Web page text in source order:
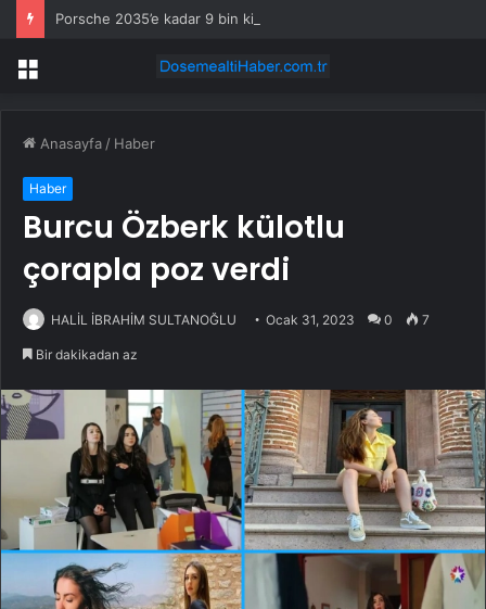
Porsche 2035’e kadar 9 bin kişiyi işten çıkaracak
Menü
Anasayfa / Haber
Haber
Burcu Özberk külotlu
çorapla poz verdi
HALİL İBRAHİM SULTANOĞLU Ocak 31, 2023 0 7
Bir dakikadan az